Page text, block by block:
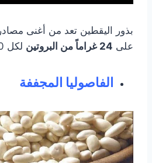
بذور اليقطين تعد من أغنى
على 24 غراماً من البروتين لكل 100 غرام.
الفاصوليا المجففة